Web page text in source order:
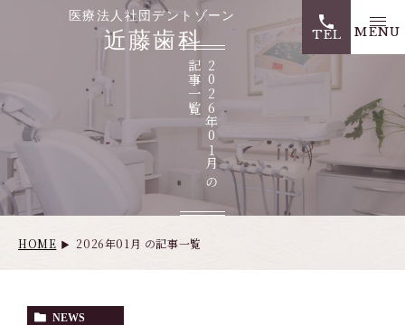
医療法人社団デントゾ
TEL
2
0
2
6
年
0
1
月
の
記
事
一
覧
HOME 2026年01月 の記事一覧
NEWS